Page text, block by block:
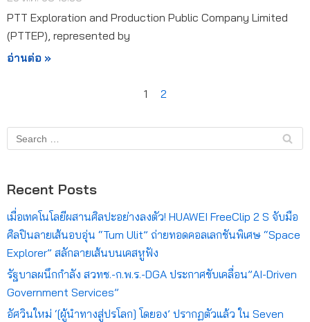
PTT Exploration and Production Public Company Limited
(PTTEP), represented by
อ่านต่อ »
1 2
Recent Posts
เมื่อเทคโนโลยีผสานศิลปะอย่างลงตัว! HUAWEI FreeClip 2 S จับมือ
ศิลปินลายเส้นอบอุ่น “Tum Ulit” ถ่ายทอดคอลเลกชันพิเศษ “Space
Explorer” สลักลายเส้นบนเคสหูฟัง
รัฐบาลผนึกกำลัง สวทช.-ก.พ.ร.-DGA ประกาศขับเคลื่อน”AI-Driven
Government Services”
อัศวินใหม่ ‘[ผู้นำทางสู่ปรโลก] โดยอง’ ปรากฏตัวแล้ว ใน Seven